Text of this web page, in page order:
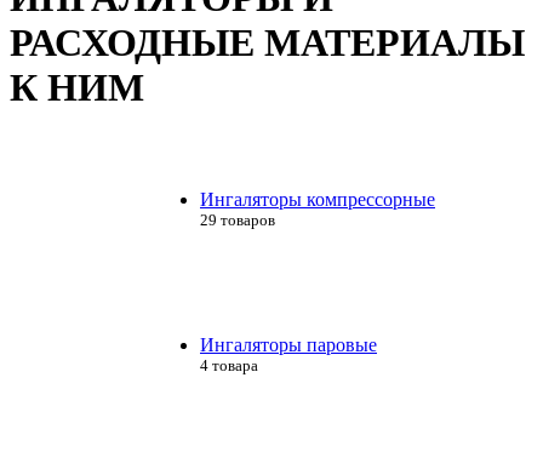
РАСХОДНЫЕ МАТЕРИАЛЫ
К НИМ
Ингаляторы компрессорные
29 товаров
Ингаляторы паровые
4 товара